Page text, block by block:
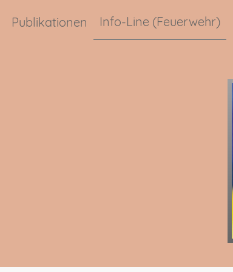
Publikationen Info-Line (Feuerwehr)